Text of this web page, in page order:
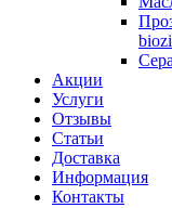
Акции
Услуги
Отзывы
Статьи
Доставка
Информация
Контакты